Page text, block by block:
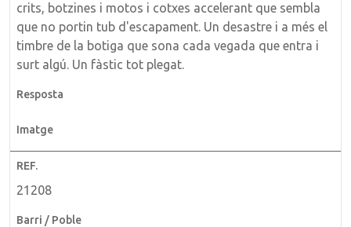
crits, botzines i motos i cotxes accelerant que sembla
que no portin tub d'escapament. Un desastre i a més el
timbre de la botiga que sona cada vegada que entra i
surt algú. Un fàstic tot plegat.
21208